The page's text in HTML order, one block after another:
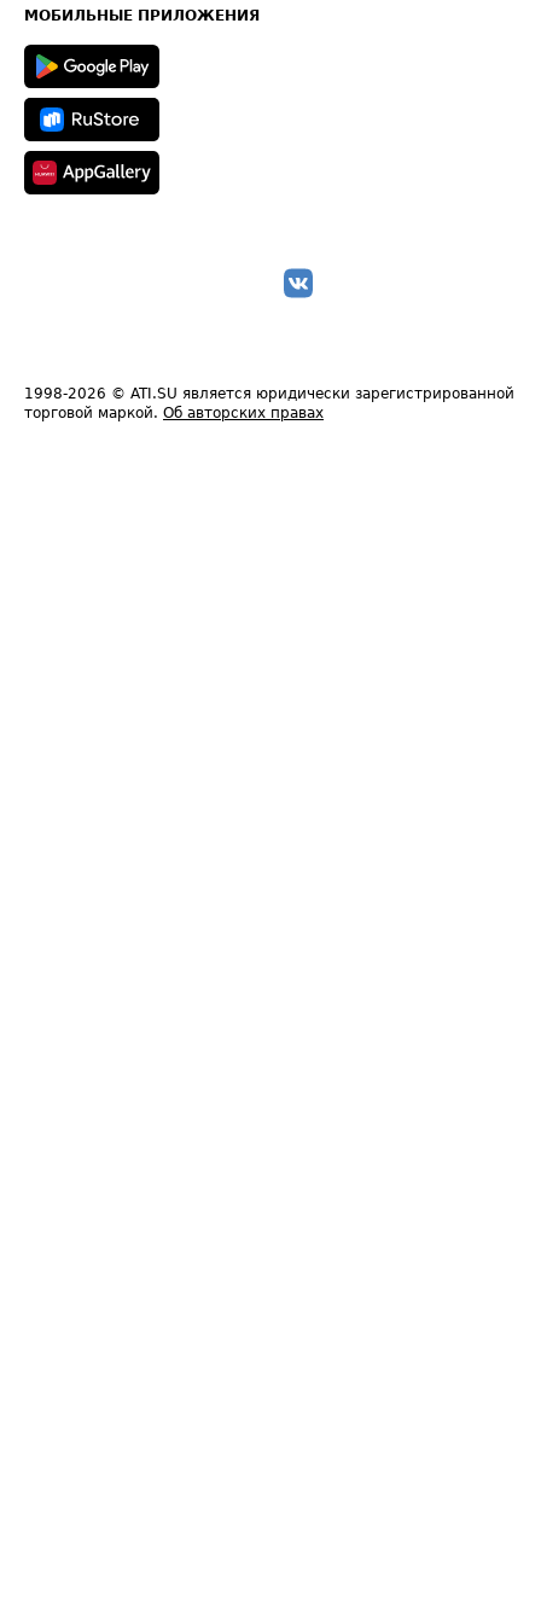
Техническая информация
МОБИЛЬНЫЕ ПРИЛОЖЕНИЯ
1998-2026 © ATI.SU является юридически зарегистрированной
торговой маркой. Об авторских правах